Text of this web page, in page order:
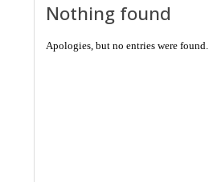
Nothing found
Apologies, but no entries were found.